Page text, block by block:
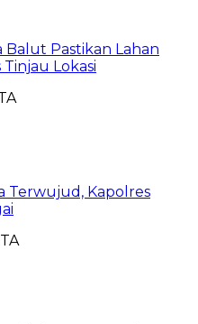
Balut Pastikan Lahan
Tinjau Lokasi
Terwujud, Kapolres